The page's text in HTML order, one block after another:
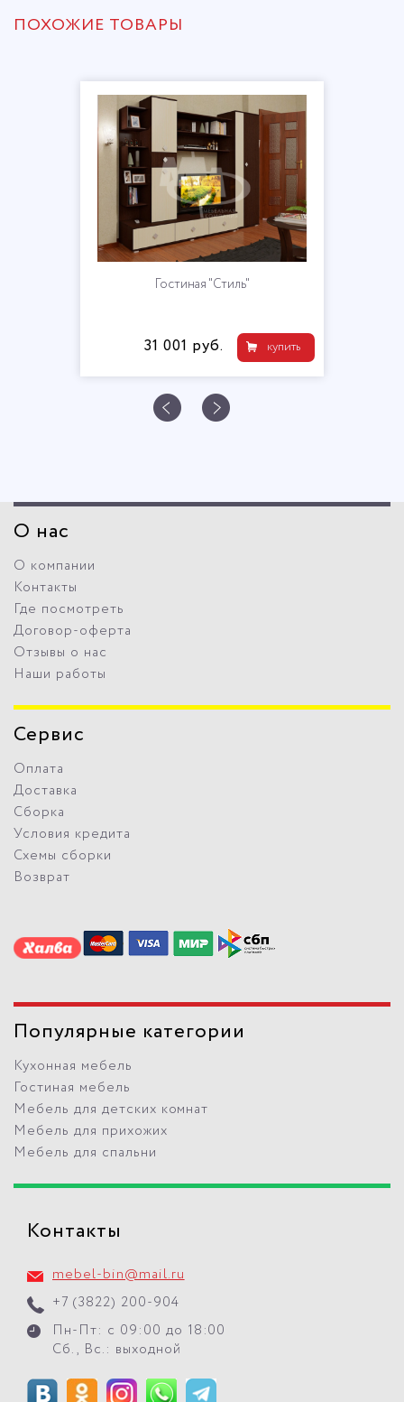
ПОХОЖИЕ ТОВАРЫ
Гостиная "Стиль"
купить
31 001 руб.
О нас
О компании
Контакты
Где посмотреть
Договор-оферта
Отзывы о нас
Наши работы
Сервис
Оплата
Доставка
Сборка
Условия кредита
Схемы сборки
Возврат
Популярные категории
Кухонная мебель
Гостиная мебель
Мебель для детских комнат
Мебель для прихожих
Мебель для спальни
Контакты
mebel-bin@mail.ru
+7 (3822) 200-904
Пн-Пт: с 09:00 до 18:00
Сб., Вс.: выходной